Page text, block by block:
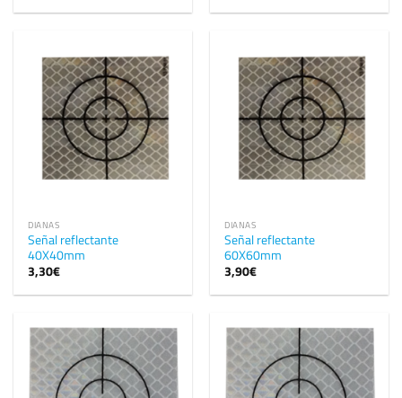
DIANAS
Señal reflectante
40X40mm
3,30€
DIANAS
Señal reflectante
60X60mm
3,90€